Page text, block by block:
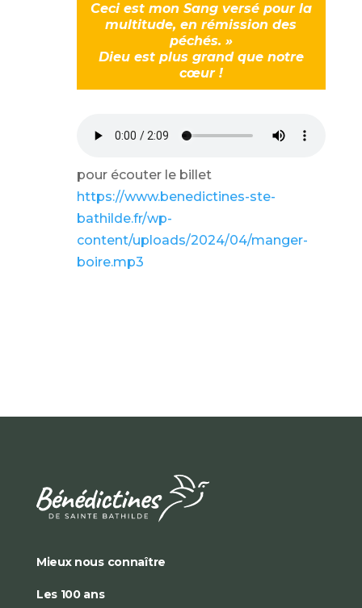
Ceci est mon Sang versé pour la
multitude, en rémission des
péchés. »
Dieu est plus grand que notre
cœur !
pour écouter le billet
https://www.benedictines-ste-
bathilde.fr/wp-
content/uploads/2024/04/manger-
boire.mp3
Mieux nous connaître
Les 100 ans